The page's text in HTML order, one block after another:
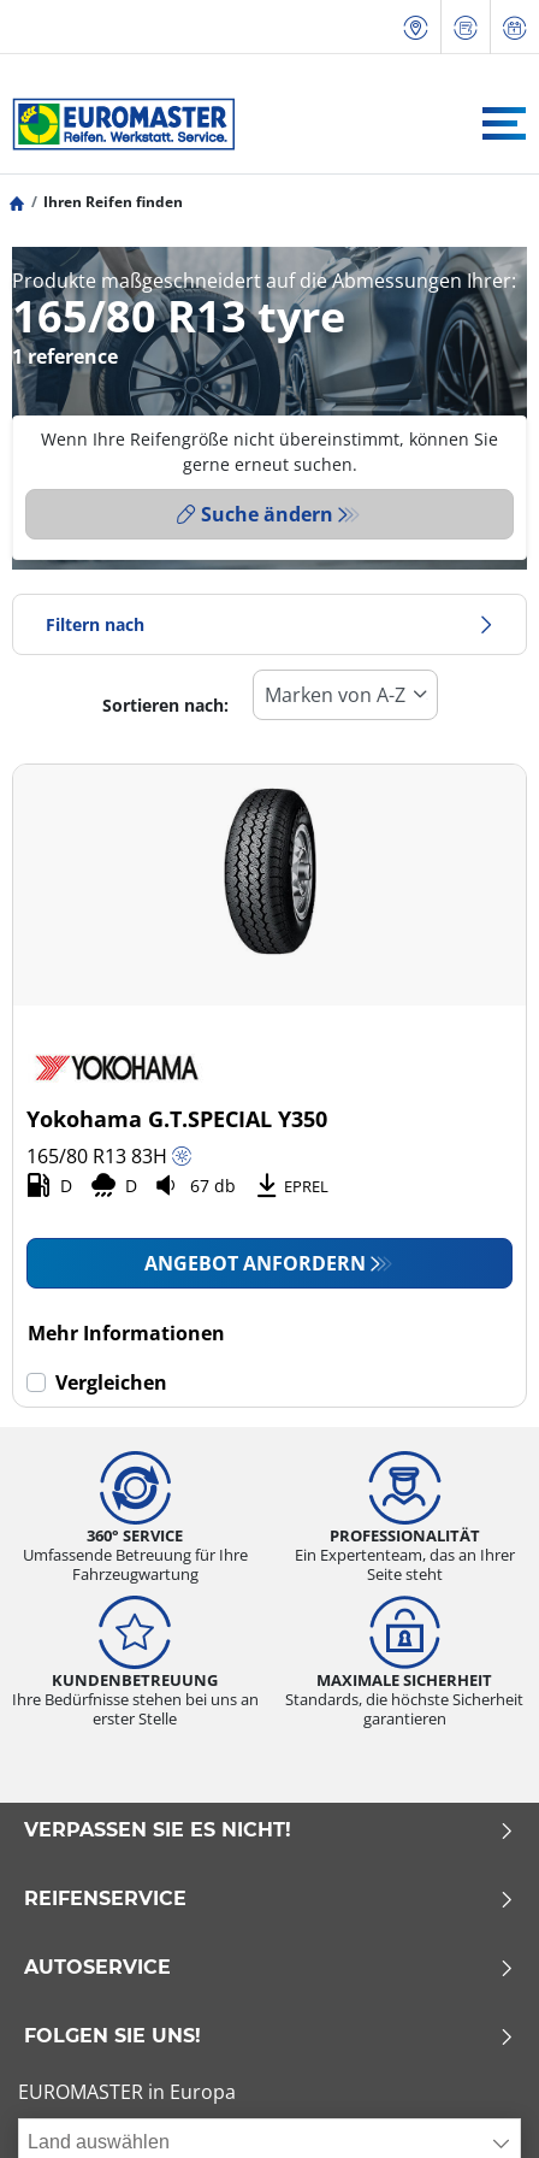
Ihren Reifen finden
Produkte maßgeschneidert auf die Abmessungen Ihrer:
165/80 R13 tyre
1 reference
Wenn Ihre Reifengröße nicht übereinstimmt, können Sie
gerne erneut suchen.
Suche ändern
Filtern nach
Reifentyp
Alle Arten (1)
Ganzjahresreifen (0)
Pkw (1)
Transporter (0)
Wohnmobil (0)
Keine Run-flat (1)
mehr Optionen
Sortieren nach:
Yokohama G.T.SPECIAL Y350
165/80 R1383H
D D 67 db EPREL
ANGEBOT ANFORDERN
Mehr Informationen
Vergleichen
360° SERVICE
Umfassende Betreuung für Ihre
Fahrzeugwartung
PROFESSIONALITÄT
Ein Expertenteam, das an Ihrer
Seite steht
KUNDENBETREUUNG
Ihre Bedürfnisse stehen bei uns an
erster Stelle
MAXIMALE SICHERHEIT
Standards, die höchste Sicherheit
garantieren
VERPASSEN SIE ES NICHT!
REIFENSERVICE
AUTOSERVICE
FOLGEN SIE UNS!
EUROMASTER in Europa
Land auswählen